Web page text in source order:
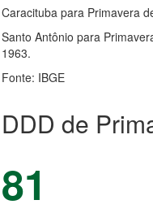
Caracituba para Primavera
Santo Antônio para
1963.
Fonte: IBGE
DDD de
81